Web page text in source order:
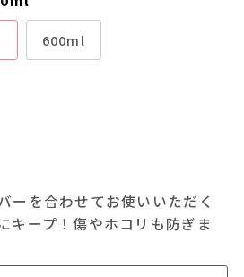
600ml
ーを合わせてお使いいただく
キープ！傷やホコリも防ぎま